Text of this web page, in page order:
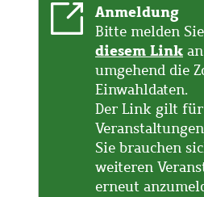
Anmeldung
Bitte melden
diesem Link
umgehend die
Einwahldaten.
Der Link gilt
Sie brauchen
weiteren
erneut